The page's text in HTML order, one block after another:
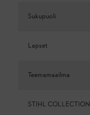
Sukupuoli
Lapset
Teemamaailma
STIHL COLLECTION